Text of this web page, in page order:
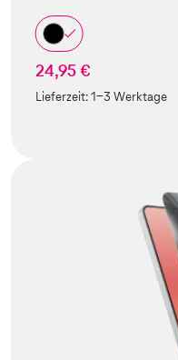
24,95 €
Lieferzeit:1-3 Werktage